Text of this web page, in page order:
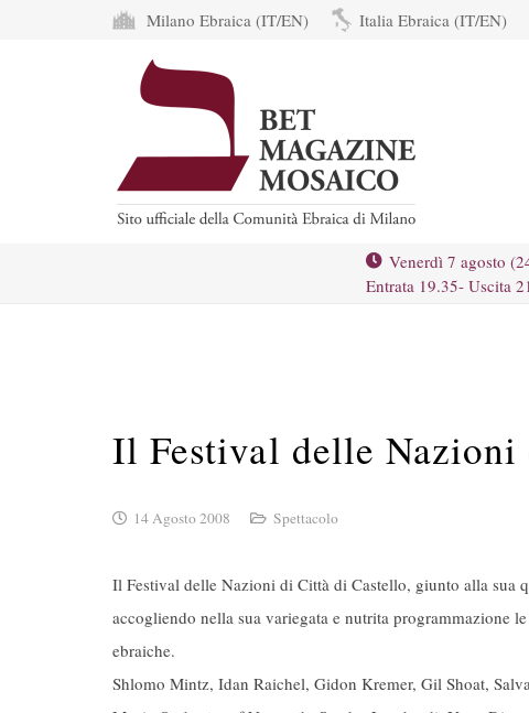
Milano Ebraica (IT/EN) Italia Ebraica (IT/EN)
Venerdì 7 agosto
Entrata 19.35- Uscita
Il Festival delle
14 Agosto 2008 Spettacolo
Il Festival delle Nazioni di Città di Castello, giunto alla sua
accogliendo nella sua variegata e nutrita programmazione
ebraiche.
Shlomo Mintz, Idan Raichel, Gidon Kremer, Gil Shoat,